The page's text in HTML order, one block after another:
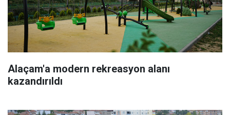
Alaçam'a modern rekreasyon alanı
kazandırıldı